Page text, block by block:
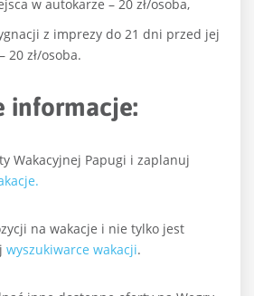
w autokarze – 20 zł/osoba,
z imprezy do 21 dni przed jej
20 zł/osoba.
informacje:
Wakacyjnej Papugi i zaplanuj
na wakacje i nie tylko jest
wyszukiwarce wakacji.